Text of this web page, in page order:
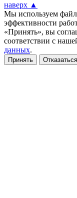
наверх ▲
Мы используем
эффективности
«Принять», вы
соответствии с
данных.
Принять Отказаться